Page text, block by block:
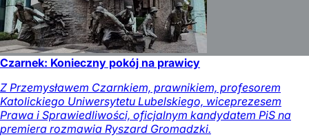
Czarnek: Konieczny pokój na prawicy
Z Przemysławem Czarnkiem, prawnikiem, profesorem
Katolickiego Uniwersytetu Lubelskiego, wiceprezesem
Prawa i Sprawiedliwości, oficjalnym kandydatem PiS na
premiera rozmawia Ryszard Gromadzki.